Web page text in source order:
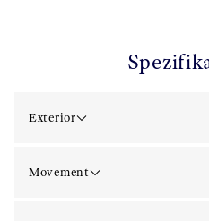
Exterior
Movement